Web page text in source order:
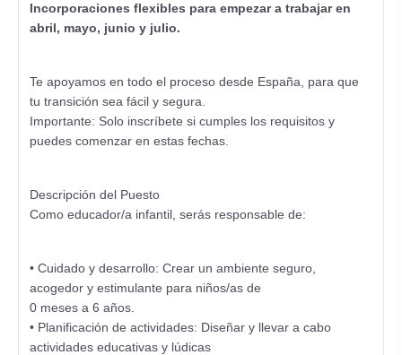
Incorporaciones flexibles para empezar a trabajar en
abril, mayo, junio y julio.
Te apoyamos en todo el proceso desde España, para que
tu transición sea fácil y segura.
Importante: Solo inscríbete si cumples los requisitos y
puedes comenzar en estas fechas.
Descripción del Puesto
Como educador/a infantil, serás responsable de:
• Cuidado y desarrollo: Crear un ambiente seguro,
acogedor y estimulante para niños/as de
0 meses a 6 años.
• Planificación de actividades: Diseñar y llevar a cabo
actividades educativas y lúdicas